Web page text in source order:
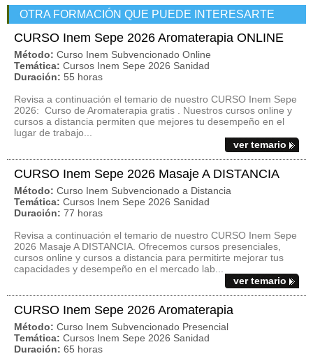
OTRA FORMACIÓN QUE PUEDE INTERESARTE
CURSO Inem Sepe 2026 Aromaterapia ONLINE
Método: Curso Inem Subvencionado Online
Temática: Cursos Inem Sepe 2026 Sanidad
Duración: 55 horas
Revisa a continuación el temario de nuestro CURSO Inem Sepe
2026: Curso de Aromaterapia gratis . Nuestros cursos online y
cursos a distancia permiten que mejores tu desempeño en el
lugar de trabajo...
ver temario
CURSO Inem Sepe 2026 Masaje A DISTANCIA
Método: Curso Inem Subvencionado a Distancia
Temática: Cursos Inem Sepe 2026 Sanidad
Duración: 77 horas
Revisa a continuación el temario de nuestro CURSO Inem Sepe
2026 Masaje A DISTANCIA. Ofrecemos cursos presenciales,
cursos online y cursos a distancia para permitirte mejorar tus
capacidades y desempeño en el mercado lab...
ver temario
CURSO Inem Sepe 2026 Aromaterapia
Método: Curso Inem Subvencionado Presencial
Temática: Cursos Inem Sepe 2026 Sanidad
Duración: 65 horas